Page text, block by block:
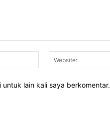
Email:*
lain kali saya berkomentar.